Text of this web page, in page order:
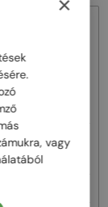
- 61
vagy